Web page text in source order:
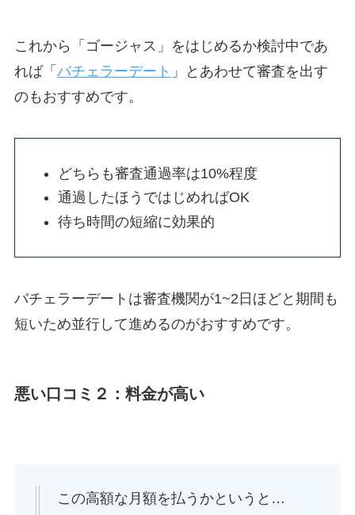
これから「ゴージャス」をはじめるか検討中であ
れば「 バチェラーデート 」とあわせて審査を出す
のもおすすめです。
どちらも審査通過率は10%程度
通過したほうではじめればOK
待ち時間の短縮に効果的
バチェラーデートは審査機関が1~2日ほどと期間も
短いため並行して進めるのがおすすめです。
悪い口コミ２：料金が高い
この高額な月額を払うかというと…